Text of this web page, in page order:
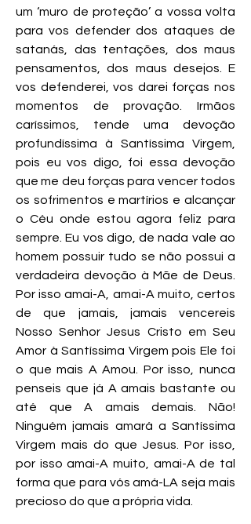
um ‘muro de proteção’ a vossa volta
para vos defender dos ataques de
satanás, das tentações, dos maus
pensamentos, dos maus desejos. E
vos defenderei, vos darei forças nos
momentos de provação. Irmãos
caríssimos, tende uma devoção
profundíssima à Santíssima Virgem,
pois eu vos digo, foi essa devoção
que me deu forças para vencer todos
os sofrimentos e martírios e alcançar
o Céu onde estou agora feliz para
sempre. Eu vos digo, de nada vale ao
homem possuir tudo se não possui a
verdadeira devoção à Mãe de Deus.
Por isso amai-A, amai-A muito, certos
de que jamais, jamais vencereis
Nosso Senhor Jesus Cristo em Seu
Amor à Santíssima Virgem pois Ele foi
o que mais A Amou. Por isso, nunca
penseis que já A amais bastante ou
até que A amais demais. Não!
Ninguém jamais amará a Santíssima
Virgem mais do que Jesus. Por isso,
por isso amai-A muito, amai-A de tal
forma que para vós amá-LA seja mais
precioso do que a própria vida.